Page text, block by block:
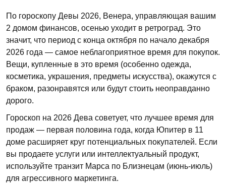
По гороскопу Девы 2026, Венера, управляющая вашим
2 домом финансов, осенью уходит в ретроград. Это
значит, что период с конца октября по начало декабря
2026 года — самое неблагоприятное время для покупок.
Вещи, купленные в это время (особенно одежда,
косметика, украшения, предметы искусства), окажутся с
браком, разонравятся или будут стоить неоправданно
дорого.
Гороскоп на 2026 Дева советует, что лучшее время для
продаж — первая половина года, когда Юпитер в 11
доме расширяет круг потенциальных покупателей. Если
вы продаете услуги или интеллектуальный продукт,
используйте транзит Марса по Близнецам (июнь-июль)
для агрессивного маркетинга.